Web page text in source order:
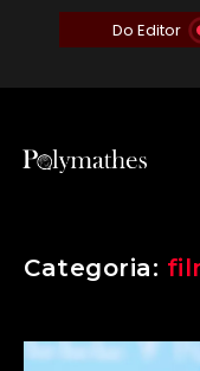
Do Editor
O Voto como Moeda: Clientelismo e o Analfabetismo Funcional Político no Brasil
Categoria: